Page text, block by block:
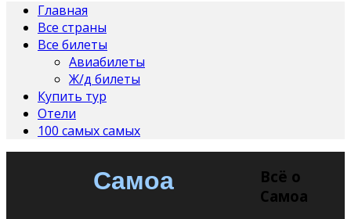
Главная
Все страны
Все билеты
Авиабилеты
Ж/д билеты
Купить тур
Отели
100 самых самых
Самоа
Всё о
Самоа